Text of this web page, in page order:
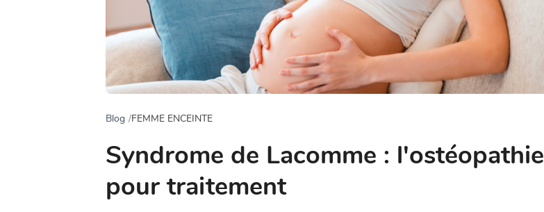
Blog FEMME ENCEINTE
Syndrome de Lacomme : l'ostéopathie
pour traitement